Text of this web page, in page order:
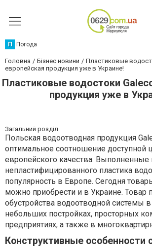
П Погода
Головна Бізнес новини
Пластиковые
европейская продукция уже в Украине!
Пластиковые водостоки
продукция уже в
Загальний розділ
Польская водоотводная продукция
оптимальное соотношение доступной
европейского качества. Выполненные
непластифицированного пластика
популярность в Европе. Сегодня
можно приобрести и в Украине. Товар
обустройства водоотводной системы
небольших постройках, просторных
предприятиях, а также в
Конструктивные особенности